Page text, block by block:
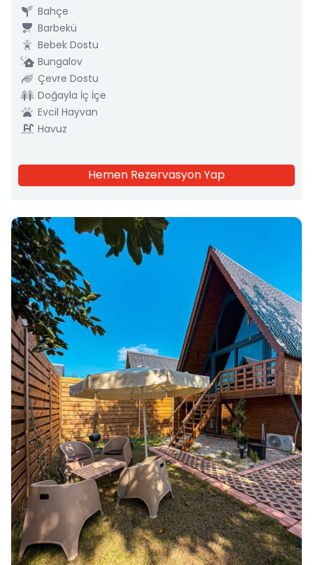
Bahçe
Barbekü
Bebek Dostu
Bungalov
Çevre Dostu
Doğayla İç İçe
Evcil Hayvan
Havuz
Hemen Rezervasyon Yap